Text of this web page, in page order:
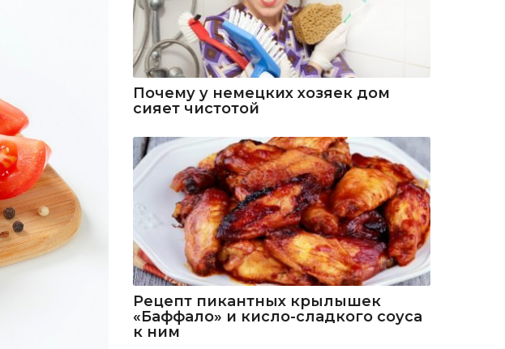
Почему у немецких хозяек дом
сияет чистотой
Рецепт пикантных крылышек
«Баффало» и кисло-сладкого соуса
к ним